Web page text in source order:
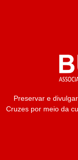
Preservar e
Cruzes por meio da